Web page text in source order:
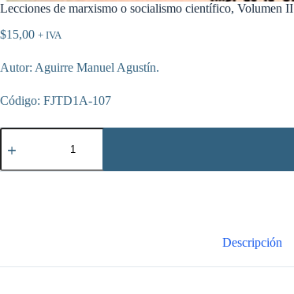
Lecciones de marxismo o socialismo científico, Volumen II
$15,00 + IVA
Autor: Aguirre Manuel Agustín.
Código: FJTD1A-107
Lecciones
o
Descripción